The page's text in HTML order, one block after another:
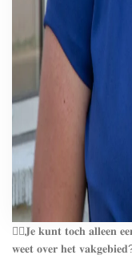
🤷‍♀️𝐉𝐞 𝐤𝐮𝐧𝐭 𝐭𝐨𝐜𝐡 𝐚𝐥𝐥𝐞𝐞𝐧
𝐰𝐞𝐞𝐭 𝐨𝐯𝐞𝐫 𝐡𝐞𝐭